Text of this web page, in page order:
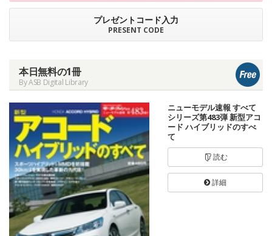
プレゼントコード入力
PRESENT CODE
本日無料の1冊
By ASB Digital Library
ニューモデル速報 すべて
シリーズ第483弾 新型アコ
ード ハイブリッドのすべ
て
読む
詳細